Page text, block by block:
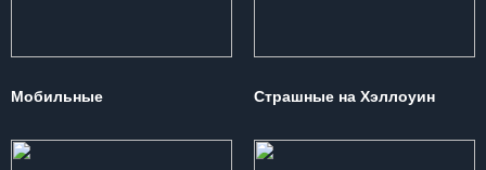
Мобильные Страшные на Хэллоуин